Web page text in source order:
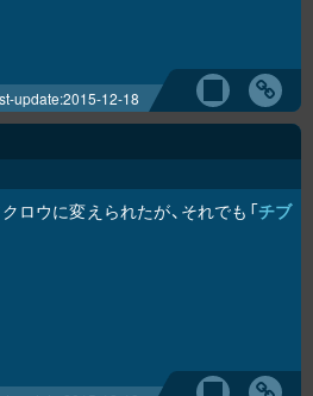
update:2015-12-18
ロウに変えられたが、それでも「チブ